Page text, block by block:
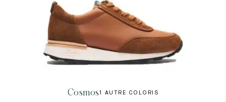
Cosmos1 AUTRE COLORIS